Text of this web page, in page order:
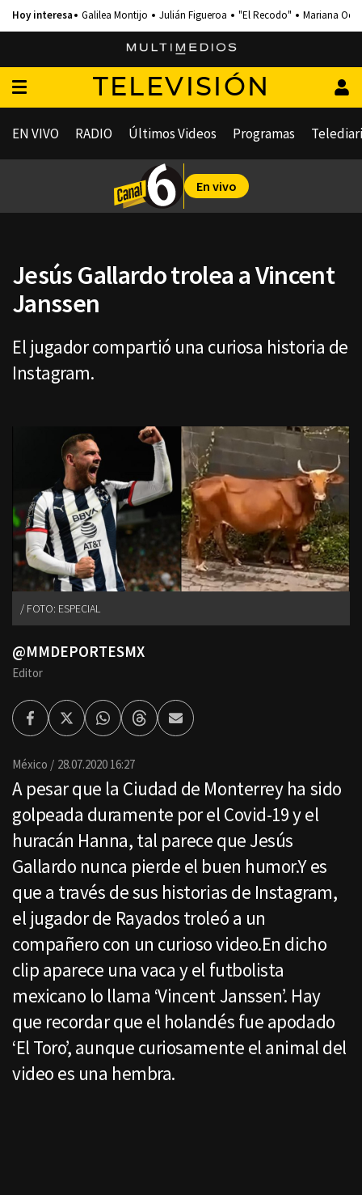
Galilea Montijo Julián Figueroa "El Recodo" Mariana
TELEVISIÓN
EN VIVO RADIO Últimos Videos Programas
En vivo
Jesús Gallardo trolea a Vincent
Janssen
El jugador compartió una curiosa historia de
Instagram.
FOTO: ESPECIAL
@MMDEPORTESMX
Editor
FacebookTwitterWhatsappThreadsEnviar
por
México 28.07.2020 16:27
A pesar que la Ciudad de Monterrey ha sido
golpeada duramente por el Covid-19 y el
huracán Hanna, tal parece que Jesús
Gallardo nunca pierde el buen humor.Y es
que a través de sus historias de Instagram,
el jugador de Rayados troleó a un
compañero con un curioso video.En dicho
clip aparece una vaca y el futbolista
mexicano lo llama ‘Vincent Janssen’. Hay
que recordar que el holandés fue apodado
‘El Toro’, aunque curiosamente el animal del
video es una hembra.